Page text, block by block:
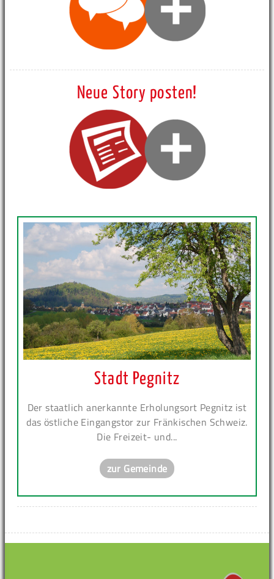
Neue Story posten!
Stadt Pegnitz
Der staatlich anerkannte Erholungsort Pegnitz ist
das östliche Eingangstor zur Fränkischen Schweiz.
Die Freizeit- und...
zur Gemeinde